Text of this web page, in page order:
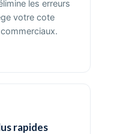
les erreurs
votre cote
rapides